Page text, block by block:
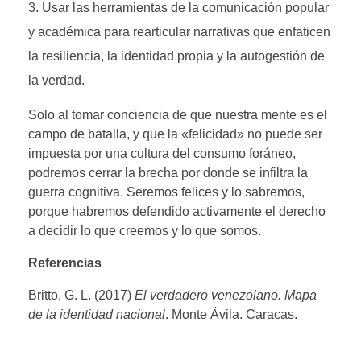
Usar las herramientas de la comunicación popular
y académica para rearticular narrativas que enfaticen
la resiliencia, la identidad propia y la autogestión de
la verdad.
Solo al tomar conciencia de que nuestra mente es el
campo de batalla, y que la «felicidad» no puede ser
impuesta por una cultura del consumo foráneo,
podremos cerrar la brecha por donde se infiltra la
guerra cognitiva. Seremos felices y lo sabremos,
porque habremos defendido activamente el derecho
a decidir lo que creemos y lo que somos.
Referencias
Britto, G. L. (2017) El verdadero venezolano. Mapa
de la identidad nacional. Monte Ávila. Caracas.